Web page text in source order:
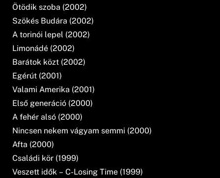
Ötödik szoba (2002)
Szökés Budára (2002)
A torinói lepel (2002)
Limonádé (2002)
Barátok közt (2002)
Egérút (2001)
Valami Amerika (2001)
Első generáció (2000)
A fehér alsó (2000)
Nincsen nekem vágyam semmi (2000)
Afta (2000)
Családi kör (1999)
Veszett idők – C-Losing Time (1999)